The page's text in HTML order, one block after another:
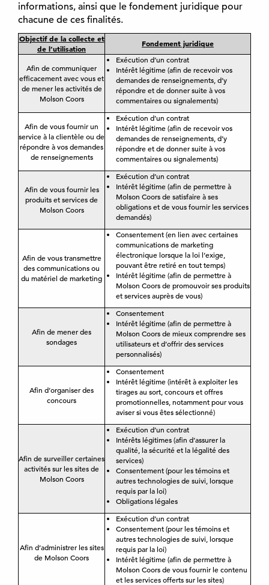
informations, ainsi que le fondement juridique pour
chacune de ces finalités.
Objectif de la collecte et
de l’utilisation
Fondement juridique
Afin de communiquer
efficacement avec vous et
de mener les activités de
Molson Coors
Exécution d’un contrat
Intérêt légitime (afin de recevoir vos
demandes de renseignements, d’y
répondre et de donner suite à vos
commentaires ou signalements)
Afin de vous fournir un
service à la clientèle ou de
répondre à vos demandes
de renseignements
Exécution d’un contrat
Intérêt légitime (afin de recevoir vos
demandes de renseignements, d’y
répondre et de donner suite à vos
commentaires ou signalements)
Afin de vous fournir les
produits et services de
Molson Coors
Exécution d’un contrat
Intérêt légitime (afin de permettre à
Molson Coors de satisfaire à ses
obligations et de vous fournir les services
demandés)
Afin de vous transmettre
des communications ou
du matériel de marketing
Consentement (en lien avec certaines
communications de marketing
électronique lorsque la loi l’exige,
pouvant être retiré en tout temps)
Intérêt légitime (afin de permettre à
Molson Coors de promouvoir ses produits
et services auprès de vous)
Afin de mener des
sondages
Consentement
Intérêt légitime (afin de permettre à
Molson Coors de mieux comprendre ses
utilisateurs et d’offrir des services
personnalisés)
Afin d’organiser des
concours
Consentement
Intérêt légitime (intérêt à exploiter les
tirages au sort, concours et offres
promotionnelles, notamment pour vous
aviser si vous êtes sélectionné)
Afin de surveiller certaines
activités sur les sites de
Molson Coors
Exécution d’un contrat
Intérêts légitimes (afin d’assurer la
qualité, la sécurité et la légalité des
services)
Consentement (pour les témoins et
autres technologies de suivi, lorsque
requis par la loi)
Obligations légales
Afin d’administrer les sites
de Molson Coors
Exécution d’un contrat
Consentement (pour les témoins et
autres technologies de suivi, lorsque
requis par la loi)
Intérêt légitime (afin de permettre à
Molson Coors de vous fournir le contenu
et les services offerts sur les sites)